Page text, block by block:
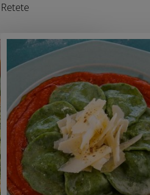
Retete